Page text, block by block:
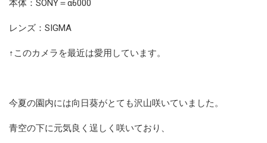
本体：SONY＝α6000
レンズ：SIGMA
↑このカメラを最近は愛用しています。
今夏の園内には向日葵がとても沢山咲いていました。
青空の下に元気良く逞しく咲いており、